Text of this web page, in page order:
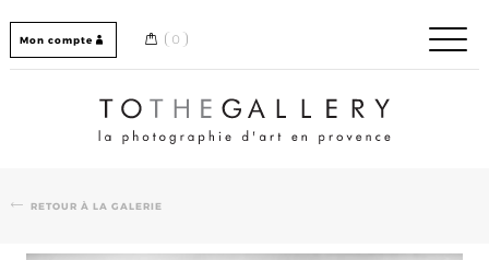
Mon compte 0
Home / Accueil
RETOUR À LA GALERIE